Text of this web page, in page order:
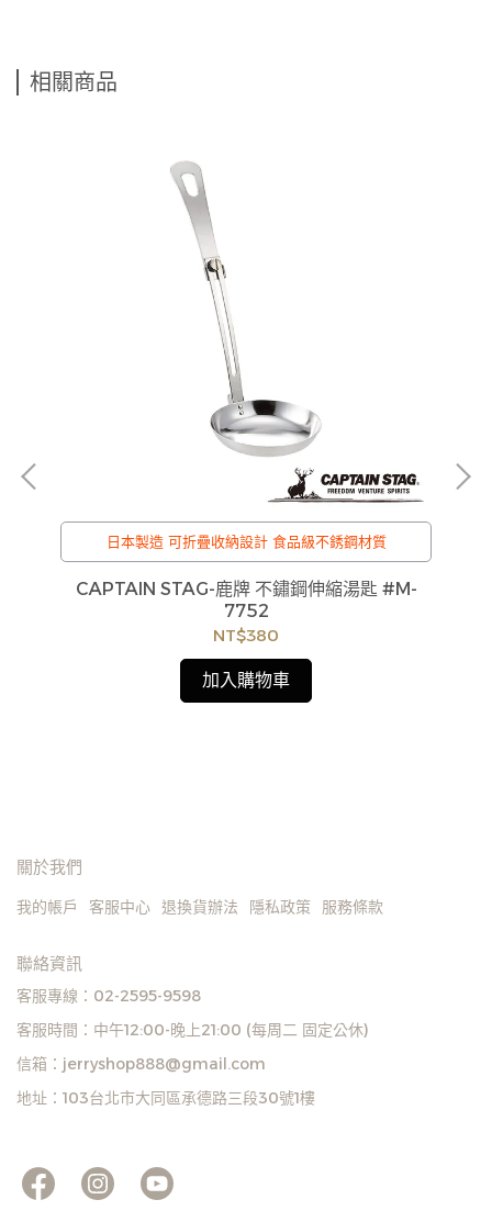
相關商品
日本製造 可折疊收納設計 食品級不銹鋼材質
CAPTAIN STAG-鹿牌 不鏽鋼伸縮湯匙 #M-
7752
NT$380
加入購物車
關於我們
我的帳戶 客服中心 退換貨辦法 隱私政策 服務條款
聯絡資訊
客服專線：02-2595-9598
客服時間：中午12:00-晚上21:00 (每周二 固定公休)
信箱：jerryshop888@gmail.com
地址：103台北市大同區承德路三段30號1樓